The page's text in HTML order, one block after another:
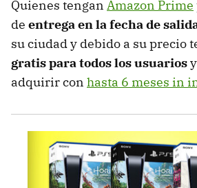
Quienes tengan Amazon Prime
de entrega en la fecha de
su ciudad y debido a su precio
gratis para todos los usuarios
adquirir con hasta 6 meses in